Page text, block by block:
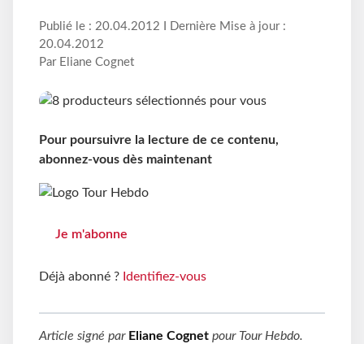
Publié le : 20.04.2012 I Dernière Mise à jour :
20.04.2012
Par Eliane Cognet
Pour poursuivre la lecture de ce contenu,
abonnez-vous dès maintenant
Je m'abonne
Déjà abonné ? Identifiez-vous
Article signé par Eliane Cognet pour Tour Hebdo.